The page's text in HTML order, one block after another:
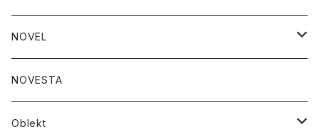
ジャケット
バッグ
グッズ
ウォレット
靴
トップス
ジャケット
ボトム
コート
ジャケット
アクセサリー
バッグ
ブレスレット
グッズ
靴
トップス
帽子
NOVEL
トップス
カットソー
ボトム
NOVESTA
Oblekt